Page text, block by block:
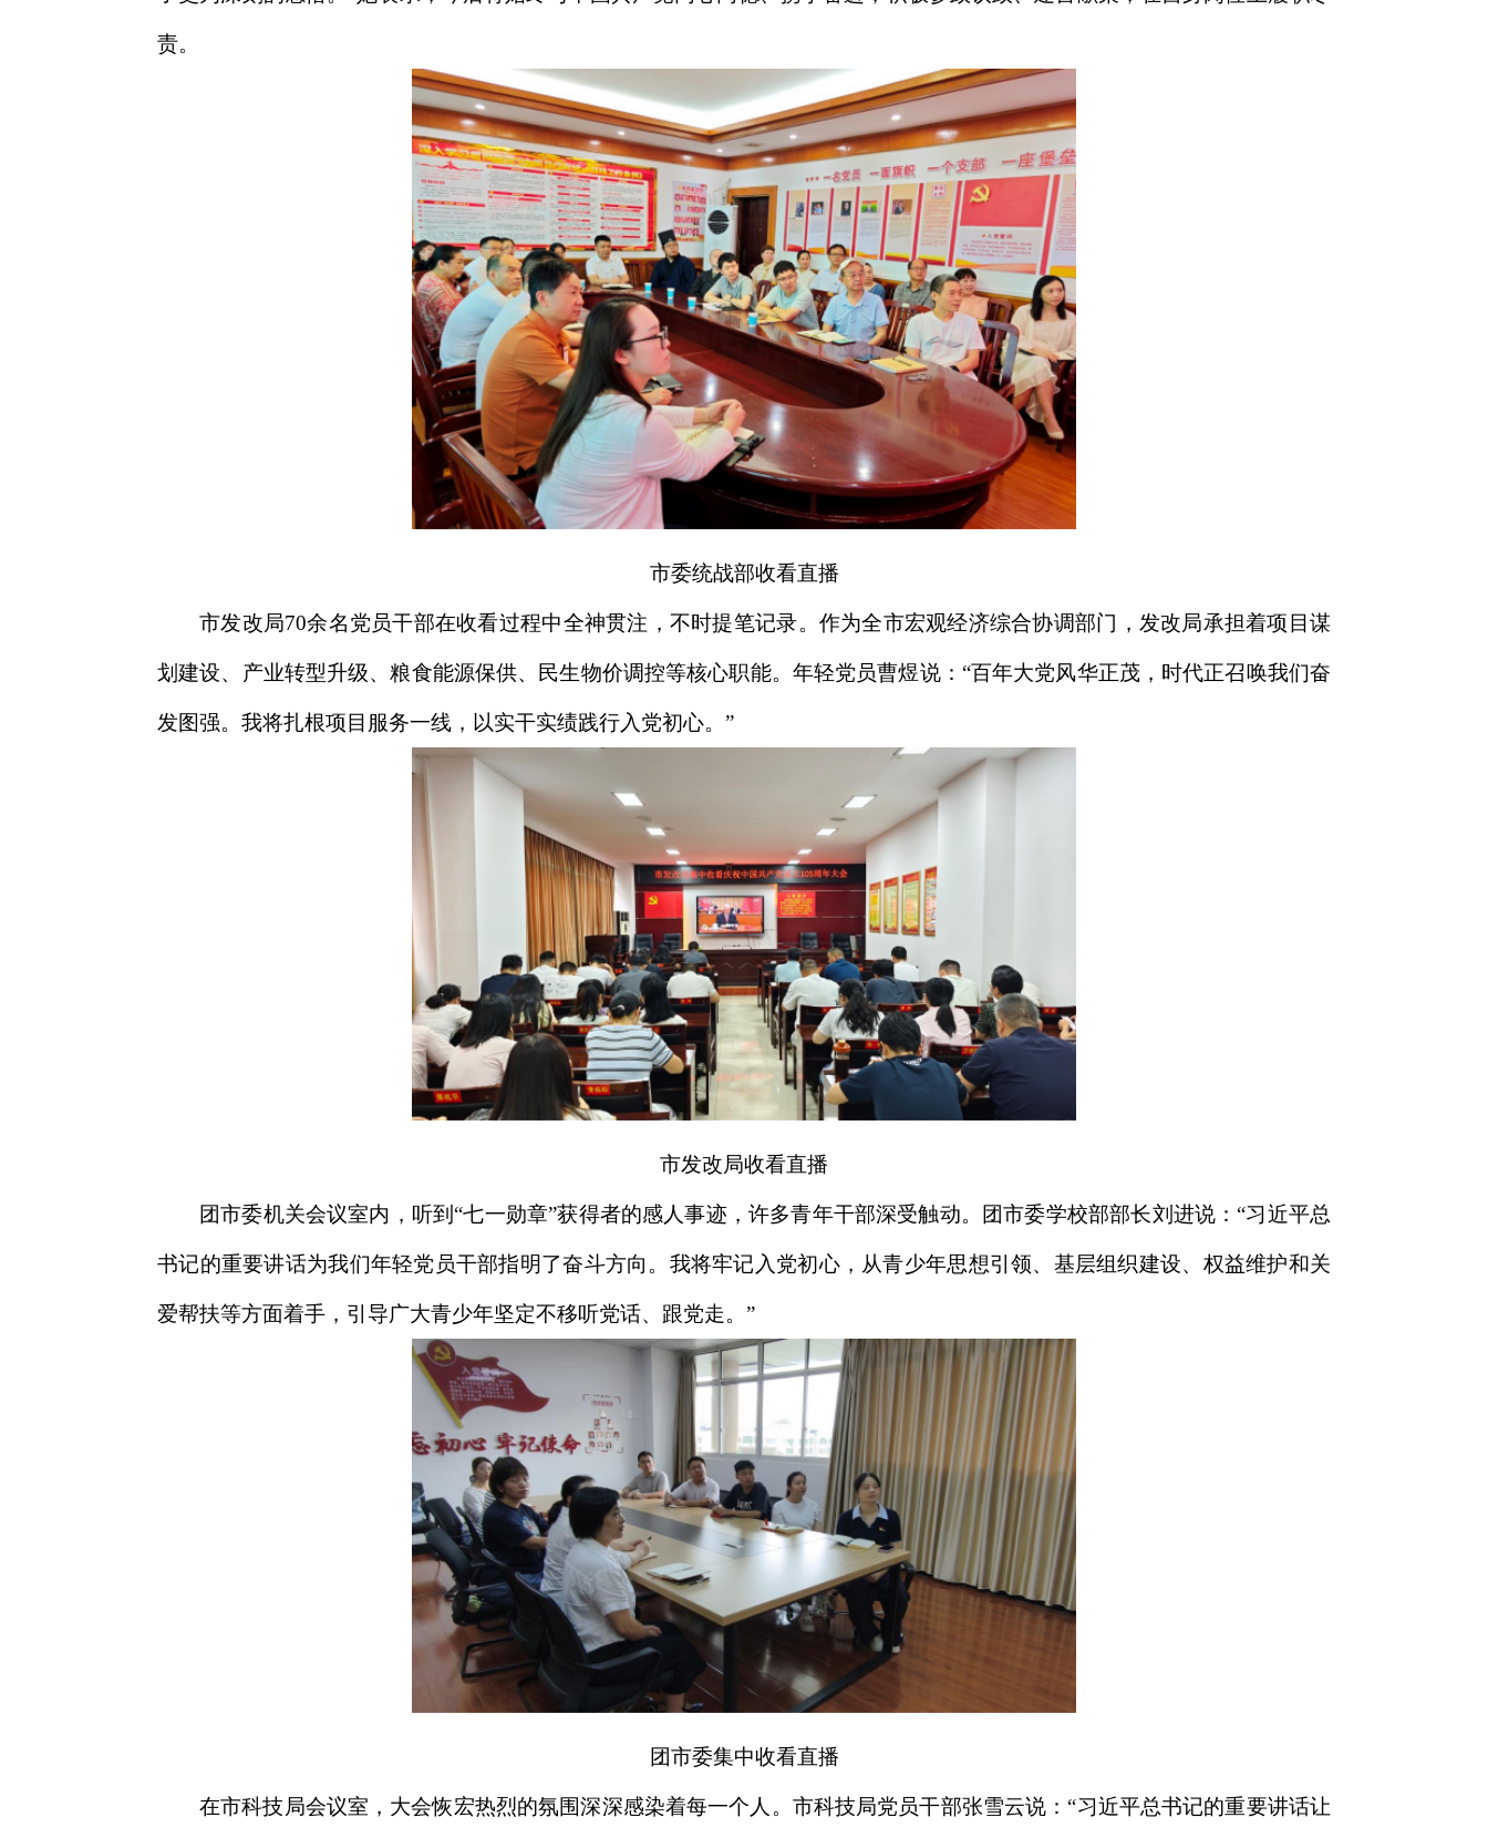
责。
市委统战部收看直播
市发改局70余名党员干部在收看过程中全神贯注，不时提笔记录。作为全市宏观经济综合协调部门，发改局承担着项目谋
划建设、产业转型升级、粮食能源保供、民生物价调控等核心职能。年轻党员曹煜说：“百年大党风华正茂，时代正召唤我们奋
发图强。我将扎根项目服务一线，以实干实绩践行入党初心。”
市发改局收看直播
团市委机关会议室内，听到“七一勋章”获得者的感人事迹，许多青年干部深受触动。团市委学校部部长刘进说：“习近平总
书记的重要讲话为我们年轻党员干部指明了奋斗方向。我将牢记入党初心，从青少年思想引领、基层组织建设、权益维护和关
爱帮扶等方面着手，引导广大青少年坚定不移听党话、跟党走。”
团市委集中收看直播
在市科技局会议室，大会恢宏热烈的氛围深深感染着每一个人。市科技局党员干部张雪云说：“习近平总书记的重要讲话让